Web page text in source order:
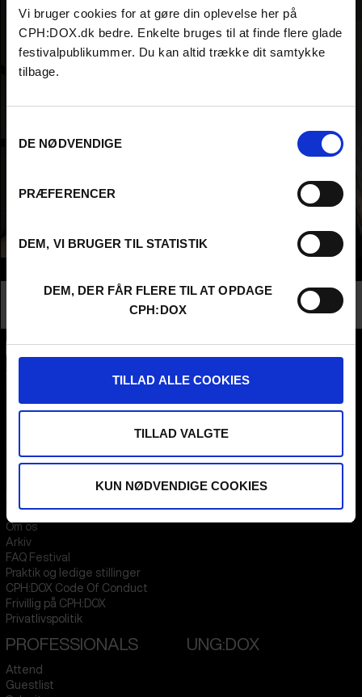
Vi bruger cookies for at gøre din oplevelse her på
CPH:DOX.dk bedre. Enkelte bruges til at finde flere glade
festivalpublikummer. Du kan altid trække dit samtykke
tilbage.
DE NØDVENDIGE
PRÆFERENCER
DEM, VI BRUGER TIL STATISTIK
DEM, DER FÅR FLERE TIL AT OPDAGE
CPH:DOX
TILLAD ALLE COOKIES
TILLAD VALGTE
KUN NØDVENDIGE COOKIES
Nationalitet
Colombia
Director
Denmark
FESTIVAL 2026 DA
Presseinfo
Om os
Arkiv
FAQ Festival
Praktik og ledige stillinger
CPH:DOX Code Of Conduct
Frivillig på CPH:DOX
Privatlivspolitik
STREAMING
PARA:DOX
PROFESSIONALS
Attend
Guestlist
UNG:DOX